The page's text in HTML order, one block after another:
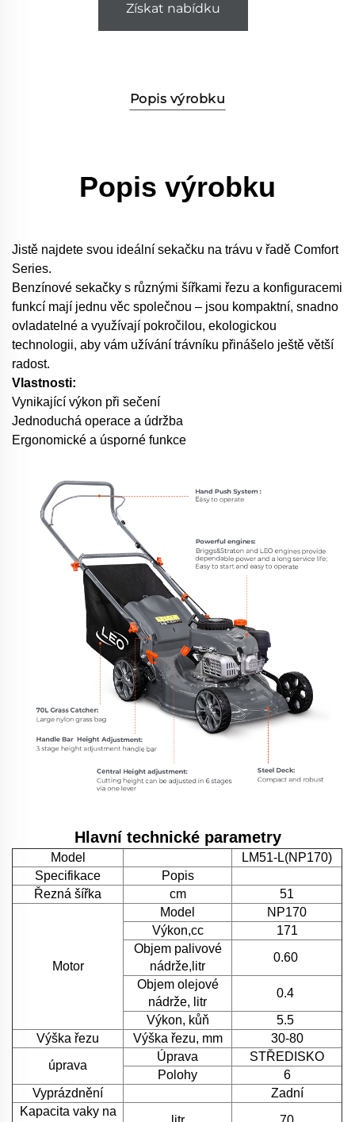
Získat nabídku
Popis výrobku
Popis výrobku
Jistě najdete svou ideální sekačku na trávu v řadě Comfort
Series.
Benzínové sekačky s různými šířkami řezu a konfiguracemi
funkcí mají jednu věc společnou – jsou kompaktní, snadno
ovladatelné a využívají pokročilou, ekologickou
technologii, aby vám užívání trávníku přinášelo ještě větší
radost.
Vlastnosti:
Vynikající výkon při sečení
Jednoduchá operace a údržba
Ergonomické a úsporné funkce
Hlavní technické parametry
Model
LM51-L(NP170)
Specifikace
Popis
Řezná šířka
cm 51
Motor
Model
NP170
Výkon,cc
171
Objem palivové
nádrže,litr
0.60
Objem olejové
nádrže, litr
0.4
Výkon, kůň
5.5
Výška řezu
Výška řezu, mm
30-80
úprava
Úprava
STŘEDISKO
Polohy
6
Vyprázdnění
Zadní
Kapacita vaky na